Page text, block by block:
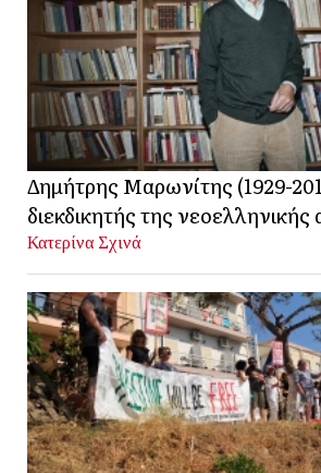
Δημήτρης Μαρωνίτης (1929-
διεκδικητής της
Κατερίνα Σχινά